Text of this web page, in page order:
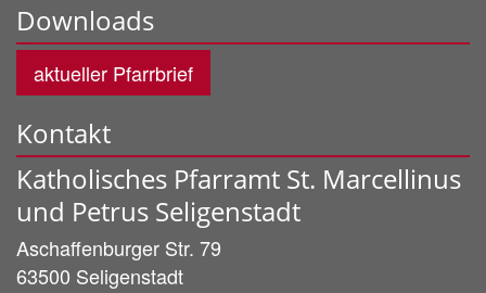
Downloads
aktueller Pfarrbrief
Kontakt
Katholisches Pfarramt St. Marcellinus
und Petrus Seligenstadt
Aschaffenburger Str. 79
63500 Seligenstadt